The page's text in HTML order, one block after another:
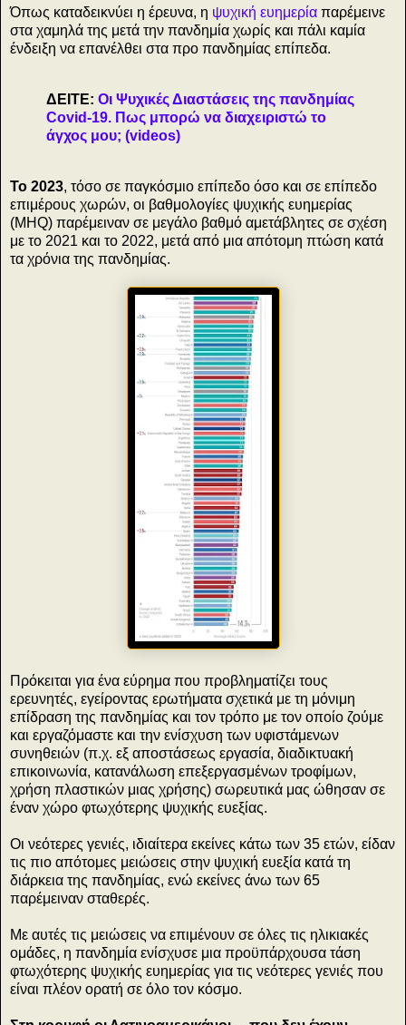
Όπως καταδεικνύει η έρευνα, η ψυχική ευημερία παρέμεινε
στα χαμηλά της μετά την πανδημία χωρίς και πάλι καμία
ένδειξη να επανέλθει στα προ πανδημίας επίπεδα.
ΔΕΙΤΕ: Οι Ψυχικές Διαστάσεις της πανδημίας
Covid-19. Πως μπορώ να διαχειριστώ το
άγχος μου; (videos)
Το 2023, τόσο σε παγκόσμιο επίπεδο όσο και σε επίπεδο
επιμέρους χωρών, οι βαθμολογίες ψυχικής ευημερίας
(MHQ) παρέμειναν σε μεγάλο βαθμό αμετάβλητες σε σχέση
με το 2021 και το 2022, μετά από μια απότομη πτώση κατά
τα χρόνια της πανδημίας.
Πρόκειται για ένα εύρημα που προβληματίζει τους
ερευνητές, εγείροντας ερωτήματα σχετικά με τη μόνιμη
επίδραση της πανδημίας και τον τρόπο με τον οποίο ζούμε
και εργαζόμαστε και την ενίσχυση των υφιστάμενων
συνηθειών (π.χ. εξ αποστάσεως εργασία, διαδικτυακή
επικοινωνία, κατανάλωση επεξεργασμένων τροφίμων,
χρήση πλαστικών μιας χρήσης) σωρευτικά μας ώθησαν σε
έναν χώρο φτωχότερης ψυχικής ευεξίας.
Οι νεότερες γενιές, ιδιαίτερα εκείνες κάτω των 35 ετών, είδαν
τις πιο απότομες μειώσεις στην ψυχική ευεξία κατά τη
διάρκεια της πανδημίας, ενώ εκείνες άνω των 65
παρέμειναν σταθερές.
Με αυτές τις μειώσεις να επιμένουν σε όλες τις ηλικιακές
ομάδες, η πανδημία ενίσχυσε μια προϋπάρχουσα τάση
φτωχότερης ψυχικής ευημερίας για τις νεότερες γενιές που
είναι πλέον ορατή σε όλο τον κόσμο.